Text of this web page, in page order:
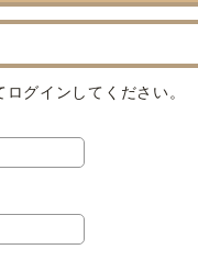
グインしてください。